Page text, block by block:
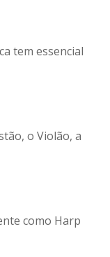
tem essencial
o Violão, a
como Harp